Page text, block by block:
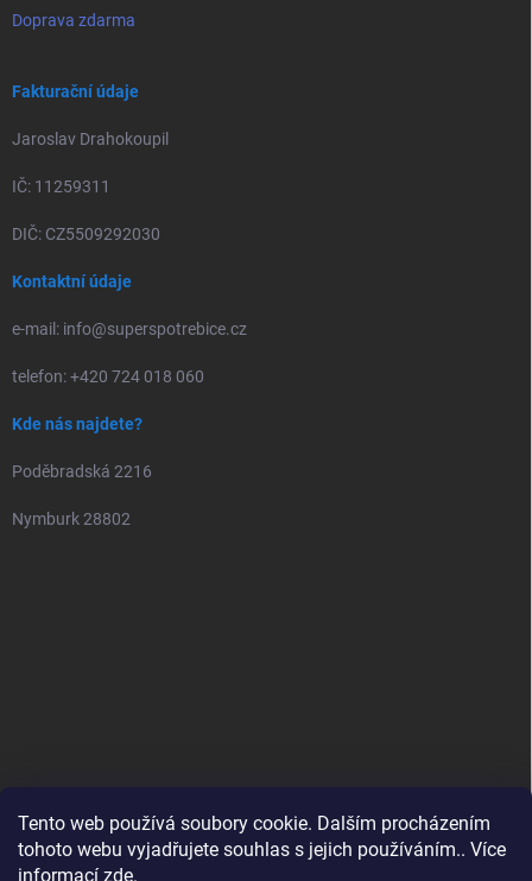
Tento web používá soubory cookie. Dalším procházením
tohoto webu vyjadřujete souhlas s jejich používáním.. Více
informací zde.
Doprava zdarma
Fakturační údaje
Jaroslav Drahokoupil
IČ: 11259311
DIČ: CZ5509292030
Kontaktní údaje
e-mail: info@superspotrebice.cz
telefon: +420 724 018 060
Kde nás najdete?
Poděbradská 2216
Nymburk 28802